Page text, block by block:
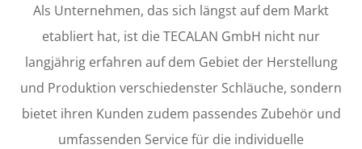
Als Unternehmen, das sich längst auf dem Markt
etabliert hat, ist die TECALAN GmbH nicht nur
langjährig erfahren auf dem Gebiet der Herstellung
und Produktion verschiedenster Schläuche, sondern
bietet ihren Kunden zudem passendes Zubehör und
umfassenden Service für die individuelle